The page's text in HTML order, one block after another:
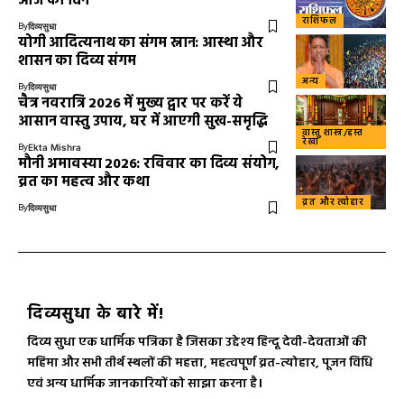
राशिफल
Byदिव्यसुधा
अन्य
योगी आदित्यनाथ का संगम स्नान: आस्था और
शासन का दिव्य संगम
Byदिव्यसुधा
वास्तु शास्त्र/हस्त
रेखा
चैत्र नवरात्रि 2026 में मुख्य द्वार पर करें ये
आसान वास्तु उपाय, घर में आएगी सुख-समृद्धि
ByEkta Mishra
व्रत और त्योहार
मौनी अमावस्या 2026: रविवार का दिव्य संयोग,
व्रत का महत्व और कथा
Byदिव्यसुधा
दिव्यसुधा के बारे में!
दिव्य सुधा एक धार्मिक पत्रिका है जिसका उद्देश्य हिन्दू देवी-देवताओं की
महिमा और सभी तीर्थ स्थलों की महत्ता, महत्वपूर्ण व्रत-त्योहार, पूजन विधि
एवं अन्य धार्मिक जानकारियों को साझा करना है।